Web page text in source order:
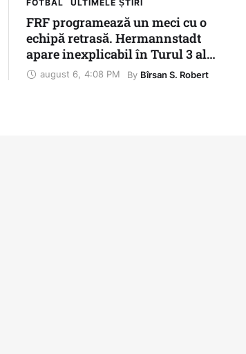
FOTBAL ULTIMELE ȘTIRI
FRF programează un meci cu o
echipă retrasă. Hermannstadt
apare inexplicabil în Turul 3 al
Cupei României
august 6, 4:08 PM By Bîrsan S. Robert